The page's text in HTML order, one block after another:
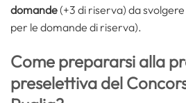
domande(+3 di riserva) da
per le domande di riserva).
Come prepararsi alla
preselettiva del